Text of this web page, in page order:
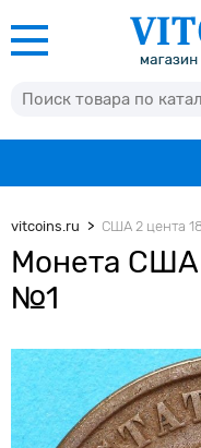
vitcoins.ru США 2 цента
Монета США
№1